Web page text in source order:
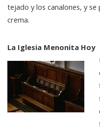
tejado y los canalones, y
crema.
La Iglesia Menonita Hoy